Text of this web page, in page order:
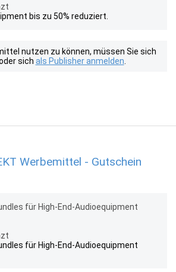
bis zu 50% reduziert.
nutzen zu können, müssen Sie sich
sich als Publisher anmelden
Werbemittel - Gutschein
für High-End-Audioequipment
für High-End-Audioequipment